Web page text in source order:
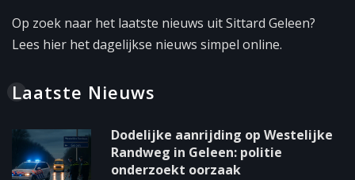
Op zoek naar het laatste nieuws uit Sittard Geleen?
Lees hier het dagelijkse nieuws simpel online.
Laatste Nieuws
Dodelijke aanrijding op Westelijke
Randweg in Geleen: politie
onderzoekt oorzaak